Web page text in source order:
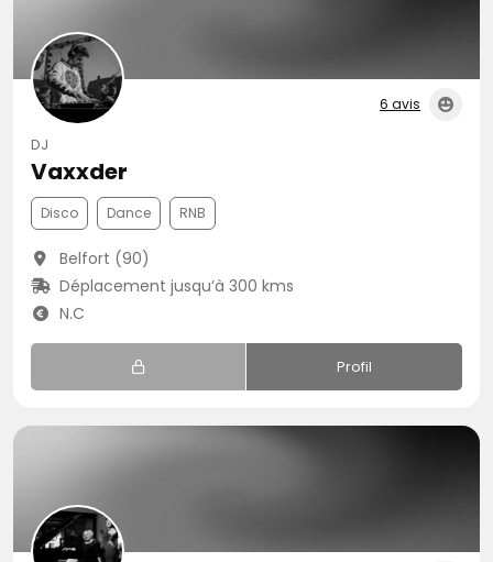
6 avis
DJ
Vaxxder
Disco Dance RNB
Belfort (90)
Déplacement jusqu’à 300 kms
N.C
Profil